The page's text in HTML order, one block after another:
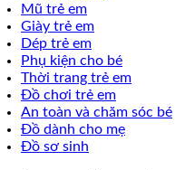
Mũ trẻ em
Giày trẻ em
Dép trẻ em
Phụ kiện cho bé
Thời trang trẻ em
Đồ chơi trẻ em
An toàn và chăm sóc bé
Đồ dành cho mẹ
Đồ sơ sinh